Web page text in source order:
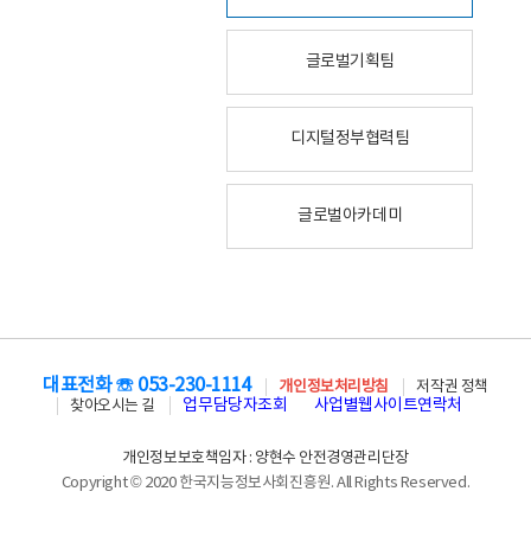
글로벌기획팀
디지털정부협력팀
글로벌아카데미
대표전화 ☏ 053-230-1114 개인정보처리방침
저작권 정책
찾아오시는 길
업무담당자조회 사업별웹사이트연락처
개인정보보호책임자 : 양현수 안전경영관리단장
Copyright © 2020 한국지능정보사회진흥원. All Rights Reserved.